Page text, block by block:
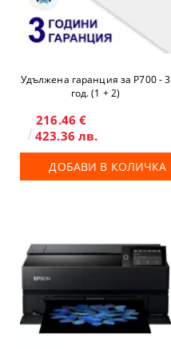
Удължена гаранция за P700 - 3
год. (1 + 2)
216.46 €
423.36 лв.
ДОБАВИ В КОЛИЧКА